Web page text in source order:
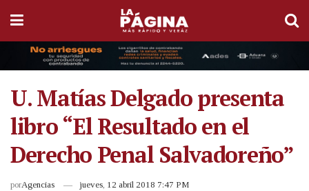
U. Matías Delgado presenta
libro “El Resultado en el
Derecho Penal Salvadoreño”
porAgencias jueves, 12 abril 2018 7:47 PM